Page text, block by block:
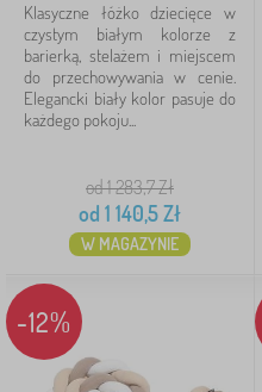
Klasyczne łóżko dziecięce w
czystym białym kolorze z
barierką, stelażem i miejscem
do przechowywania w cenie.
Elegancki biały kolor pasuje do
każdego pokoju...
od 1 283,7Zł
od 1 140,5Zł
W MAGAZYNIE
-12%